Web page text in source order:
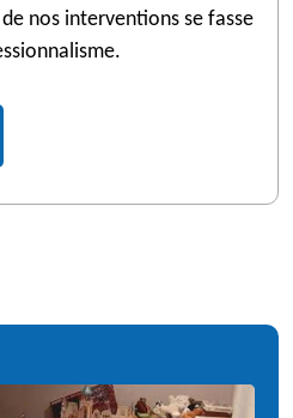
nos interventions se fasse